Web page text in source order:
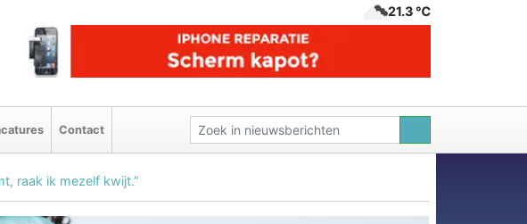
21.3 ℃
Contact
raak ik mezelf kwijt.”